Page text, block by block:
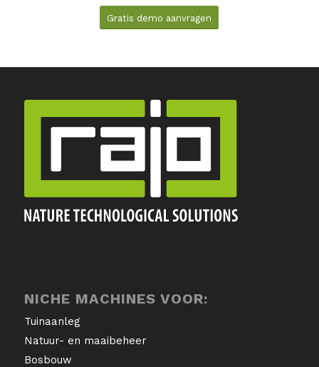
Gratis demo aanvragen
NICHE MACHINES VOOR:
Tuinaanleg
Natuur- en maaibeheer
Bosbouw